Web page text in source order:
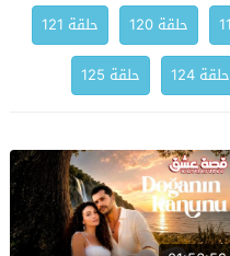
حلقة 120
حلقة 121
حلقة 124 حلقة 125